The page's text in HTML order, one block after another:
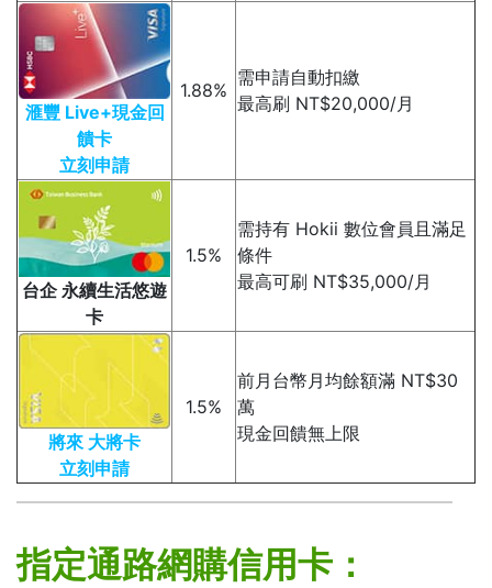
滙豐 Live+現金回
饋卡
立刻申請
1.88%
需申請自動扣繳
最高刷 NT$20,000/月
台企 永續生活悠遊
卡
1.5%
需持有 Hokii 數位會員且滿足
條件
最高可刷 NT$35,000/月
將來 大將卡
立刻申請
1.5%
前月台幣月均餘額滿 NT$30
萬
現金回饋無上限
指定通路網購信用卡：